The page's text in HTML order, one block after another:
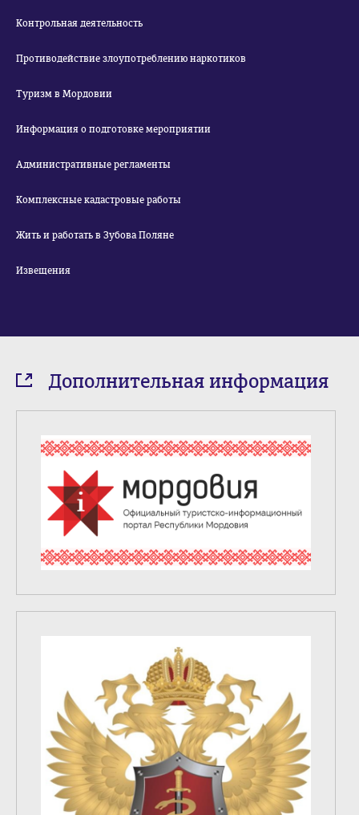
Контрольная деятельность
Противодействие злоупотреблению наркотиков
Туризм в Мордовии
Информация о подготовке мероприятии
Административные регламенты
Комплексные кадастровые работы
Жить и работать в Зубова Поляне
Извещения
Дополнительная информация